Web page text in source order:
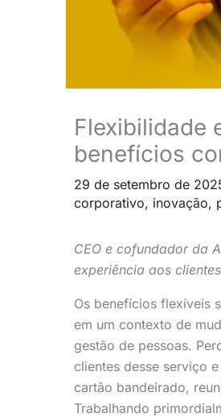
Flexibilidade
benefícios
29 de setembro de
corporativo, inovação,
CEO e cofundador da
experiência aos clientes
Os benefícios flexíveis
em um contexto de
gestão de pessoas.
clientes desse serviço
cartão bandeirado,
Trabalhando